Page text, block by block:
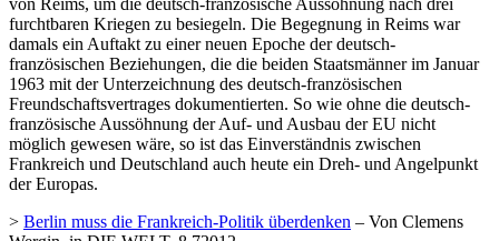
von Reims, um die deutsch-französische Aussöhnung nach drei
furchtbaren Kriegen zu besiegeln. Die Begegnung in Reims war
damals ein Auftakt zu einer neuen Epoche der deutsch-
französischen Beziehungen, die die beiden Staatsmänner im Januar
1963 mit der Unterzeichnung des deutsch-französischen
Freundschaftsvertrages dokumentierten. So wie ohne die deutsch-
französische Aussöhnung der Auf- und Ausbau der EU nicht
möglich gewesen wäre, so ist das Einverständnis zwischen
Frankreich und Deutschland auch heute ein Dreh- und Angelpunkt
der Europas.
> Berlin muss die Frankreich-Politik überdenken – Von Clemens